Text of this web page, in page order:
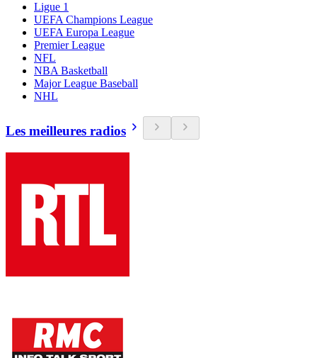
Ligue 1
UEFA Champions League
UEFA Europa League
Premier League
NFL
NBA Basketball
Major League Baseball
NHL
Les meilleures radios